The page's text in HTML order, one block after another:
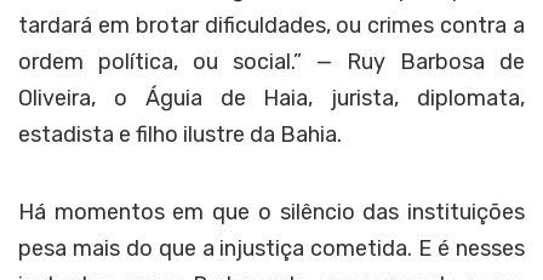
tardará em brotar dificuldades, ou crimes contra a
ordem política, ou social.” — Ruy Barbosa de
Oliveira, o Águia de Haia, jurista, diplomata,
estadista e filho ilustre da Bahia.
Há momentos em que o silêncio das instituições
pesa mais do que a injustiça cometida. E é nesses